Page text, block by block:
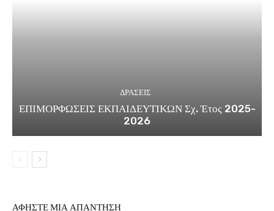
ΔΡΑΣΕΙΣ
ΕΠΙΜΟΡΦΩΣΕΙΣ ΕΚΠΑΙΔΕΥΤΙΚΩΝ Σχ. Έτος 2025-
2026
ΑΦΗΣΤΕ ΜΙΑ ΑΠΑΝΤΗΣΗ